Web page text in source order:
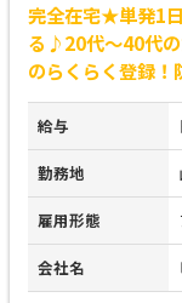
完全在宅★単発1
る♪20代～40代の
のらくらく登録！
給与
勤務地
雇用形態
会社名